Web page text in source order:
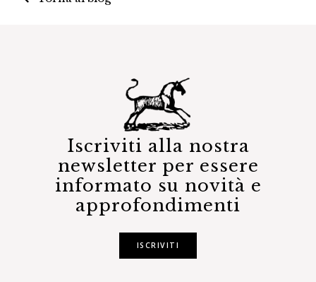
Iscriviti alla nostra
newsletter per essere
informato su novità e
approfondimenti
ISCRIVITI